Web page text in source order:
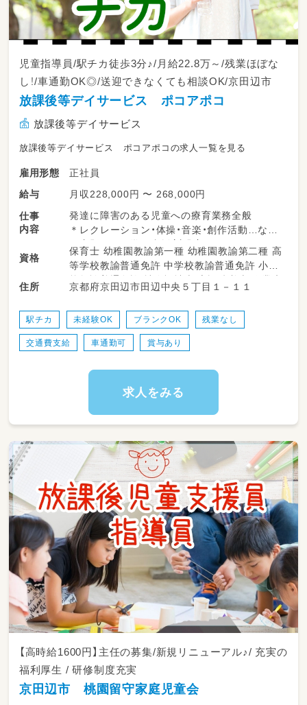
児童指導員/駅チカ徒歩3分♪/月給22.8万～/残業ほぼな
し！/車通勤OK◎/送迎できなくても相談OK/京田辺市
放課後等デイサービス ポコアポコ
放課後等デイサービス
放課後等デイサービス ポコアポコの求人一覧を見る
雇用形態
正社員
給与
月収228,000円 〜 268,000円
仕事
内容
発達に障害のある児童への療育業務全般
＊レクレーション・体操・音楽・創作活動…など
＊宿題などの学習支援（宿題）
＊連絡帳などの記入
＊児童の送迎
送迎業務が難しい方もご相談可能♪
資格
保育士 幼稚園教諭第一種 幼稚園教諭第二種 高
等学校教諭普通免許 中学校教諭普通免許 小学
校教諭普通免許 社会福祉士 言語聴覚士 作業療
法士 理学療法士 精神保健福祉士 普通自動車運
転免許
住所 京都府京田辺市田辺中央５丁目１－１１
駅チカ 未経験OK ブランクOK 残業なし
交通費支給 車通勤可 賞与あり
求人をみる
【高時給1600円】主任の募集/新規リニューアル♪/ 充実の
福利厚生 / 研修制度充実
京田辺市 桃園留守家庭児童会